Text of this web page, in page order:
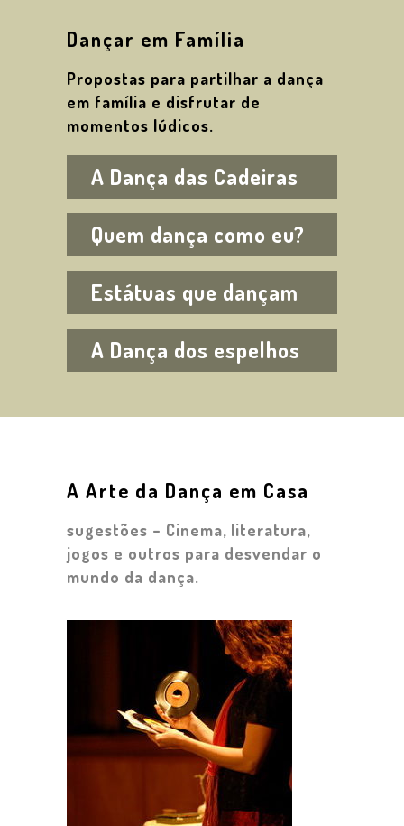
Dançar em Família
Propostas para partilhar a dança
em família e disfrutar de
momentos lúdicos.
A Dança das Cadeiras
Quem dança como eu?
Estátuas que dançam
A Dança dos espelhos
A Arte da Dança em Casa
sugestões – Cinema, literatura,
jogos e outros para desvendar o
mundo da dança.